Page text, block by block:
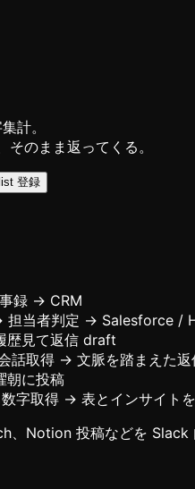
計。
そのまま返ってくる。
登録
録 → CRM
当者判定 → Salesforce /
歴見て返信 draft
話取得 → 文脈を踏まえた返
朝に投稿
字取得 → 表とインサイトを
、Notion 投稿などを Slack